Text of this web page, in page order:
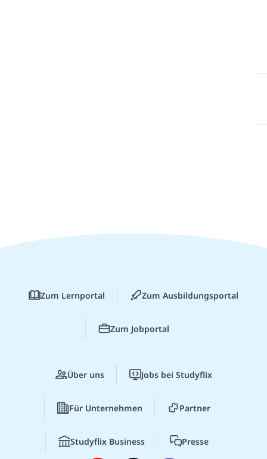
Zum Lernportal Zum Ausbildungsportal
Zum Jobportal
Über uns Jobs bei Studyflix
Für Unternehmen Partner
Studyflix Business Presse